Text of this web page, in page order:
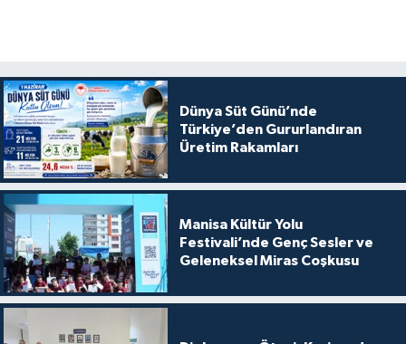
Dünya Süt Günü’nde
Türkiye’den Gururlandıran
Üretim Rakamları
Manisa Kültür Yolu
Festivali’nde Genç Sesler ve
Geleneksel Miras Coşkusu